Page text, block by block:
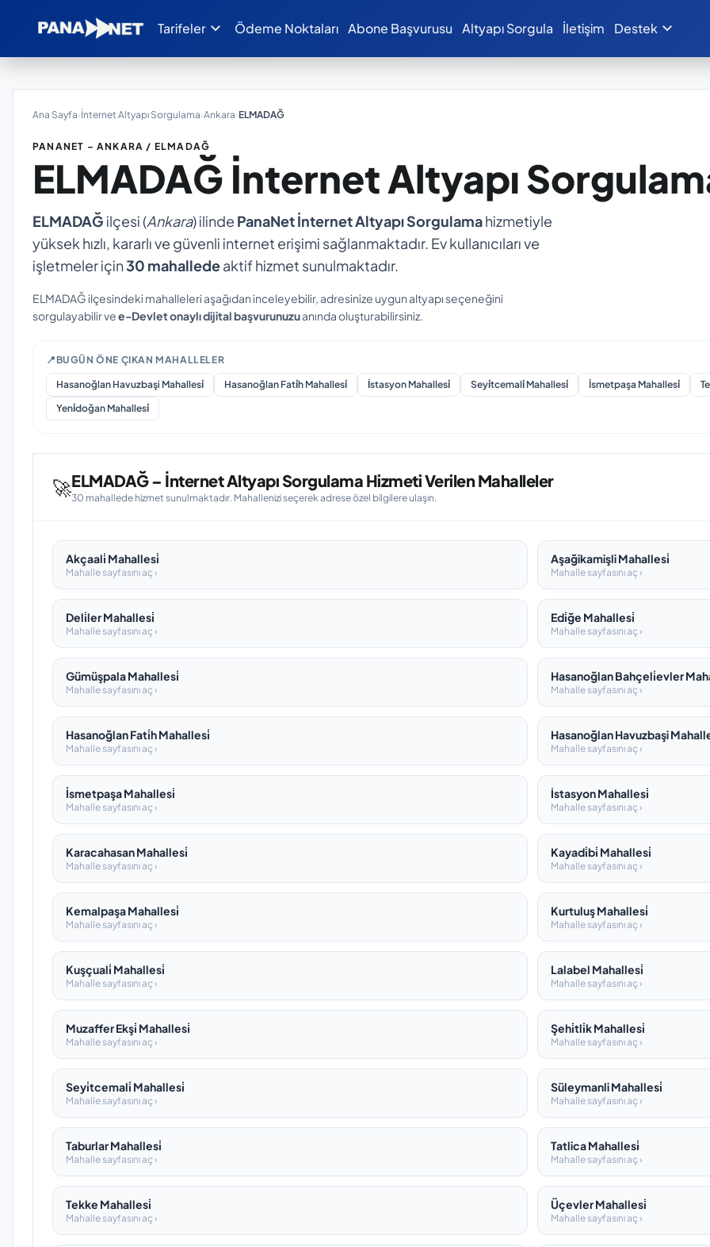
Tarifeler expand_more Ödeme Noktaları Abone Başvurusu Altyapı Sorgula İletişim Destek expand_more
Ana Sayfa›İnternet Altyapı Sorgulama›Ankara›ELMADAĞ
PANANET – ANKARA / ELMADAĞ
ELMADAĞ İnternet Altyapı
ELMADAĞ ilçesi (Ankara) ilinde PanaNet İnternet Altyapı Sorgulamahizmetiyle
yüksek hızlı, kararlı ve güvenli internet erişimi sağlanmaktadır. Ev kullanıcıları ve
işletmeler için30 mahalledeaktif hizmet sunulmaktadır.
ELMADAĞ ilçesindeki mahalleleri aşağıdan inceleyebilir, adresinize uygun altyapı seçeneğini
sorgulayabilir vee-Devlet onaylı dijital başvurunuzuanında oluşturabilirsiniz.
📍 BUGÜN ÖNE ÇIKAN MAHALLELER
Hasanoğlan Havuzbaşi Mahallesi̇ Hasanoğlan Fati̇h Mahallesi̇ İstasyon Mahallesi̇ Seyi̇tcemali̇ Mahallesi̇ İsmetpaşa Mahallesi̇
Yeni̇doğan Mahallesi̇
🚀ELMADAĞ – İnternet Altyapı Sorgulama Hizmeti Verilen Mahalleler
30 mahallede hizmet sunulmaktadır. Mahallenizi seçerek adrese özel bilgilere ulaşın.
Akçaali̇ Mahallesi̇
Mahalle sayfasını aç ›
Aşağikamişli Mahallesi̇
Mahalle sayfasını aç ›
Deli̇ler Mahallesi̇
Mahalle sayfasını aç ›
Edi̇ğe Mahallesi̇
Mahalle sayfasını aç ›
Gümüşpala Mahallesi̇
Mahalle sayfasını aç ›
Hasanoğlan Bahçeli̇evler
Mahalle sayfasını aç ›
Hasanoğlan Fati̇h Mahallesi̇
Mahalle sayfasını aç ›
Hasanoğlan Havuzbaşi
Mahalle sayfasını aç ›
İsmetpaşa Mahallesi̇
Mahalle sayfasını aç ›
İstasyon Mahallesi̇
Mahalle sayfasını aç ›
Karacahasan Mahallesi̇
Mahalle sayfasını aç ›
Kayadi̇bi̇ Mahallesi̇
Mahalle sayfasını aç ›
Kemalpaşa Mahallesi̇
Mahalle sayfasını aç ›
Kurtuluş Mahallesi̇
Mahalle sayfasını aç ›
Kuşçuali̇ Mahallesi̇
Mahalle sayfasını aç ›
Lalabel Mahallesi̇
Mahalle sayfasını aç ›
Muzaffer Ekşi̇ Mahallesi̇
Mahalle sayfasını aç ›
Şehi̇tli̇k Mahallesi̇
Mahalle sayfasını aç ›
Seyi̇tcemali̇ Mahallesi̇
Mahalle sayfasını aç ›
Süleymanli Mahallesi̇
Mahalle sayfasını aç ›
Taburlar Mahallesi̇
Mahalle sayfasını aç ›
Tatlica Mahallesi̇
Mahalle sayfasını aç ›
Tekke Mahallesi̇
Mahalle sayfasını aç ›
Üçevler Mahallesi̇
Mahalle sayfasını aç ›